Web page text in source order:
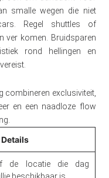
smalle wegen die niet
Regel shuttles of
ver komen. Bruidsparen
rond hellingen en
combineren exclusiviteit,
en een naadloze flow
Details
de locatie die dag